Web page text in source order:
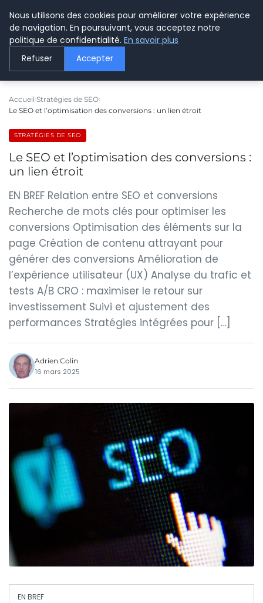
LE WEBMARKETING
Accueil Stratégies de SEO
Le SEO et l’optimisation des conversions : un lien étroit
STRATÉGIES DE SEO
Le SEO et l’optimisation des conversions :
un lien étroit
EN BREF Relation entre SEO et conversions
Recherche de mots clés pour optimiser les
conversions Optimisation des éléments sur la
page Création de contenu attrayant pour
générer des conversions Amélioration de
l’expérience utilisateur (UX) Analyse du trafic et
tests A/B CRO : maximiser le retour sur
investissement Suivi et ajustement des
performances Stratégies intégrées pour […]
Adrien Colin
16 mars 2025
EN BREF
Nous utilisons des cookies pour améliorer votre expérience
de navigation. En poursuivant, vous acceptez notre
politique de confidentialité. En savoir plus
Refuser Accepter